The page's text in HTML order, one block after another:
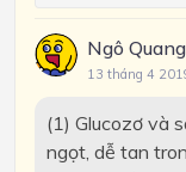
Ngô
13 tháng 4
(1) Glucozơ và
ngọt, dễ tan